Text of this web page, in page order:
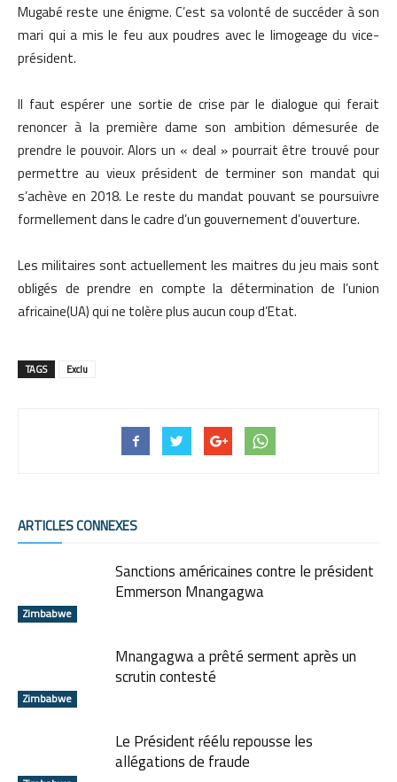
Mugabé reste une énigme. C’est sa volonté de succéder à son
mari qui a mis le feu aux poudres avec le limogeage du vice-
président.
Il faut espérer une sortie de crise par le dialogue qui ferait
renoncer à la première dame son ambition démesurée de
prendre le pouvoir. Alors un « deal » pourrait être trouvé pour
permettre au vieux président de terminer son mandat qui
s’achève en 2018. Le reste du mandat pouvant se poursuivre
formellement dans le cadre d’un gouvernement d’ouverture.
Les militaires sont actuellement les maitres du jeu mais sont
obligés de prendre en compte la détermination de l’union
africaine(UA) qui ne tolère plus aucun coup d’Etat.
TAGS Exclu
ARTICLES CONNEXES
Zimbabwe
Sanctions américaines contre le président
Emmerson Mnangagwa
Zimbabwe
Mnangagwa a prêté serment après un
scrutin contesté
Le Président réélu repousse les
allégations de fraude